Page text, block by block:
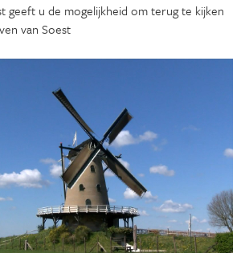
geeft u de mogelijkheid om terug te kijken
van Soest